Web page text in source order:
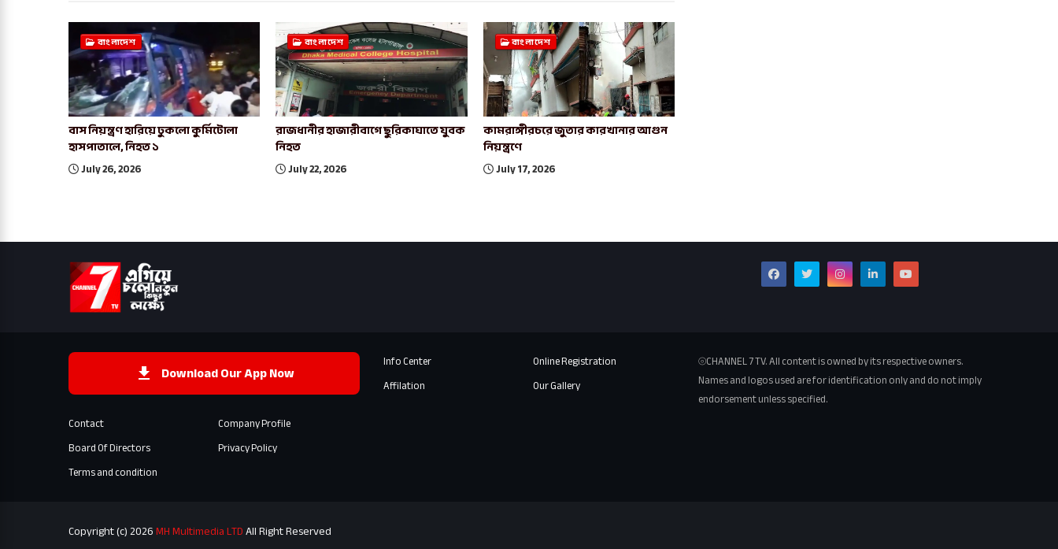
বাংলাদেশ
বাস নিয়ন্ত্রণ হারিয়ে ঢুকলো কুর্মিটোলা
হাসপাতালে, নিহত ১
July 26, 2026
বাংলাদেশ
রাজধানীর হাজারীবাগে ছুরিকাঘাতে যুবক
নিহত
July 22, 2026
বাংলাদেশ
কামরাঙ্গীরচরে জুতার কারখানার আগুন
নিয়ন্ত্রণে
July 17, 2026
Download Our App Now
Contact
Company Profile
Board Of Directors
Privacy Policy
Terms and condition
Info Center
Online Registration
Affilation
Our Gallery
⦾CHANNEL 7 TV. All content is owned by its respective owners.
Names and logos used are for identification only and do not imply
endorsement unless specified.
Copyright (c) 2026MH Multimedia LTDAll Right Reserved